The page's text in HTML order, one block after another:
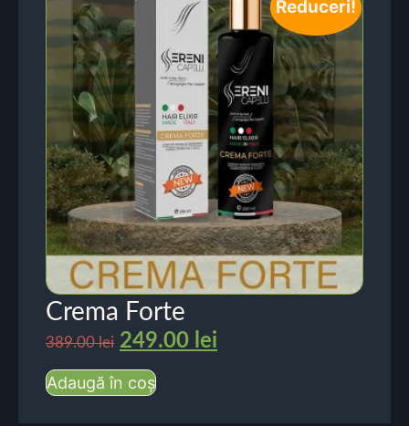
Reduceri!
Crema Forte
389.00lei 249.00 lei
Adaugă în coș